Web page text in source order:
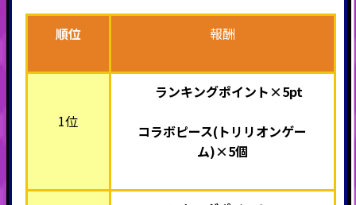
順位 報酬
1位
ランキングポイント×5pt
コラボピース(トリリオンゲー
ム)×5個